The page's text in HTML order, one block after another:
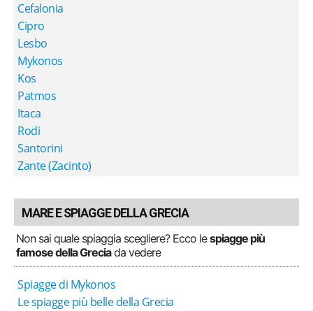
Cefalonia
Cipro
Lesbo
Mykonos
Kos
Patmos
Itaca
Rodi
Santorini
Zante (Zacinto)
MARE E SPIAGGE DELLA GRECIA
Non sai quale spiaggia scegliere? Ecco lespiagge più
famose della Greciada vedere
Spiagge di Mykonos
Le spiagge più belle della Grecia